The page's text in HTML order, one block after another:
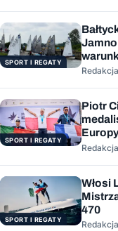
SPORT I REGATY
Redakcja
SPORT I REGATY
Piotr
Redakcja
SPORT I REGATY
Włosi
470
Redakcja